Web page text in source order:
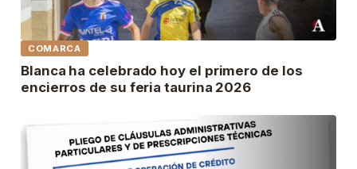
COMARCA
Blanca ha celebrado hoy el primero de los
encierros de su feria taurina 2026